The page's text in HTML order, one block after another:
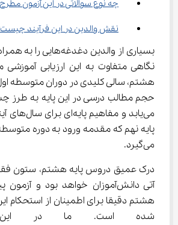
چه نوع سوالاتی در این آزمون مطرح
نقش والدین در این فرآیند
بسیاری از والدین
نگاهی متفاوت به این ارزیابی آموزشی
حجم مطالب درسی در این پایه به طرز
می‌یابد و
پایه نهم که مقدمه ورود به دوره
می‌گیرد.
آتی دانش‌آموزان خواهد بود و
شده است. ما در این